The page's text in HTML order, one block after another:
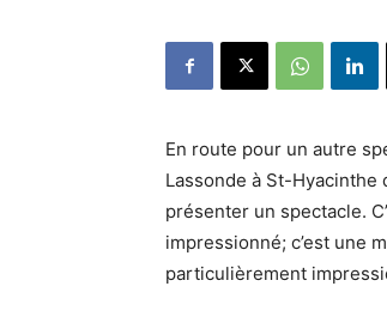
En route pour un autre
Lassonde à St-
présenter un spectacle.
impressionné; c’est une
particulièrement